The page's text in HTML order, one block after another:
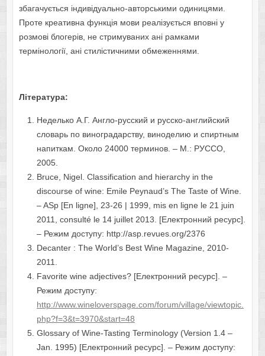
збагачується індивідуально-авторськими одиницями.
Проте креативна функція мови реалізується вповні у
розмові блогерів, не стримуваних ані рамками
термінології, ані стилістичними обмеженнями.
Література:
Неделько А.Г. Англо-русский и русско-английский
словарь по виноградарству, виноделию и спиртным
напиткам. Около 24000 терминов. – М.: РУССО,
2005.
Bruce, Nigel. Classification and hierarchy in the
discourse of wine: Emile Peynaud’s The Taste of Wine.
– ASp [En ligne], 23-26 | 1999, mis en ligne le 21 juin
2011, consulté le 14 juillet 2013. [Електронний ресурс].
– Режим доступу: http://asp.revues.org/2376
Decanter : The World’s Best Wine Magazine, 2010-
2011.
Favorite wine adjectives? [Електронний ресурс]. –
Режим доступу:
http://www.wineloverspage.com/forum/village/viewtopic.
php?f=3&t=3970&start=48
Glossary of Wine-Tasting Terminology (Version 1.4 –
Jan. 1995) [Електронний ресурс]. – Режим доступу: